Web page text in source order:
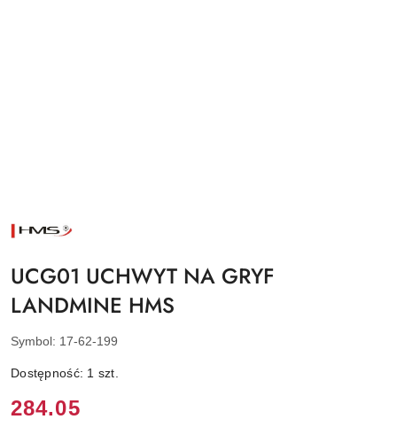
NAZWA
PRODUCENTA:
UCG01 UCHWYT NA GRYF
LANDMINE HMS
Symbol: 17-62-199
Dostępność: 1 szt.
Cena:
284.05